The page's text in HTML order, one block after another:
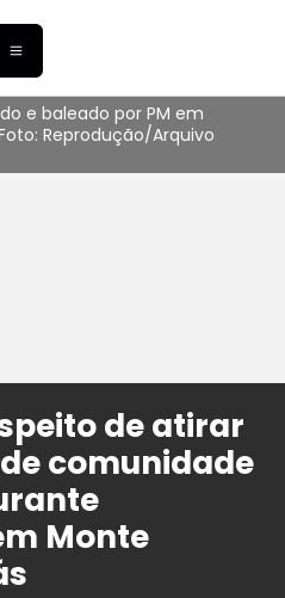
e baleado por PM em
Reprodução/Arquivo
de atirar
comunidade
Monte